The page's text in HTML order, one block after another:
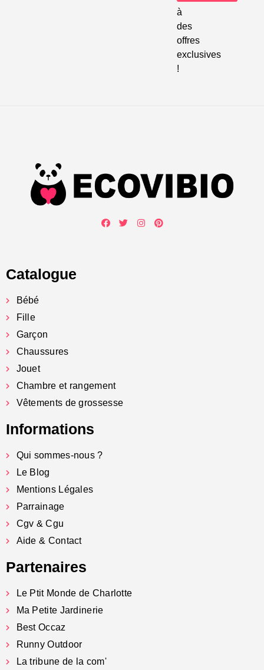
à
des
offres
exclusives
!
Catalogue
Bébé
Fille
Garçon
Chaussures
Jouet
Chambre et rangement
Vêtements de grossesse
Informations
Qui sommes-nous ?
Le Blog
Mentions Légales
Parrainage
Cgv & Cgu
Aide & Contact
Partenaires
Le Ptit Monde de Charlotte
Ma Petite Jardinerie
Best Occaz
Runny Outdoor
La tribune de la com'